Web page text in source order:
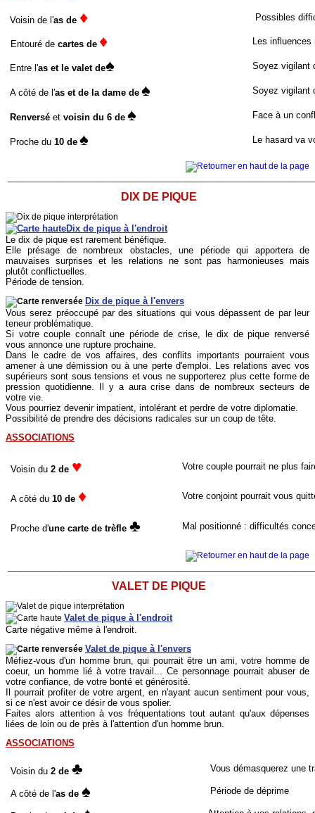
Voisin de l'as de ♦ Possibles
Entouré de cartes de ♦ Les
Entre l'as et le valet de♠ Soyez vigilant
A côté de l'as et de la dame de ♠ Soyez vigilant
Renversé et voisin du 6 de ♠ Face à un
Proche du 10 de ♠ Le hasard va
DIX DE PIQUE
Dix de pique à l'endroit
Le dix de pique est rarement bénéfique.
Elle présage de nombreux obstacles, une période qui apportera de
mauvaises surprises et les relations ne sont pas harmonieuses mais
plutôt conflictuelles.
Période de tension.
Dix de pique à l'envers
Vous serez préoccupé par des situations qui vous dépassent de par leur
teneur problématique.
Si votre couple connaît une période de crise, le dix de pique renversé
vous annonce une rupture prochaine.
Dans le cadre de vos affaires, des conflits importants pourraient vous
amener à une démission ou à une perte d'emploi. Les relations avec vos
supérieurs sont sous tensions et vous ne supporterez plus cette forme de
pression quotidienne. Il y a aura crise dans de nombreux secteurs de
votre vie.
Vous pourriez devenir impatient, intolérant et perdre de votre diplomatie.
Possibilité de prendre des décisions radicales sur un coup de tête.
ASSOCIATIONS
Voisin du 2 de ♥ Votre couple pourrait ne plus
A côté du 10 de ♦ Votre conjoint pourrait vous
Proche d'une carte de trèfle ♣ Mal positionné : difficultés
VALET DE PIQUE
Valet de pique à l'endroit
Carte négative même à l'endroit.
Valet de pique à l'envers
Méfiez-vous d'un homme brun, qui pourrait être un ami, votre homme de
coeur, un homme lié à votre travail... Ce personnage pourrait abuser de
votre confiance, de votre bonté et générosité.
Il pourrait profiter de votre argent, en n'ayant aucun sentiment pour vous,
si ce n'est avoir ce désir de vous spolier.
Faites alors attention à vos fréquentations tout autant qu'aux dépenses
liées de loin ou de près à l'attention d'un homme brun.
ASSOCIATIONS
Voisin du 2 de ♣ Vous démasquerez une
A côté de l'as de ♠ Période de déprime